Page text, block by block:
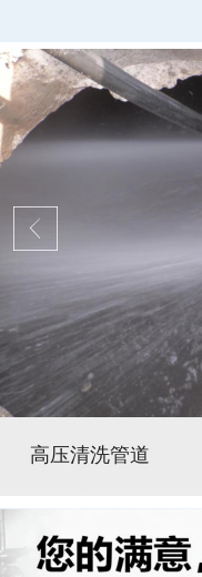
高压清洗管道